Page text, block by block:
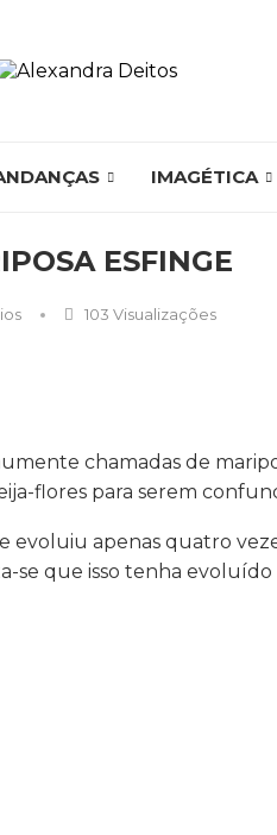
IMAGÉTICA
ESFINGE
103 Visualizações
chamadas de
flores para serem
evoluiu apenas quatro
se que isso tenha